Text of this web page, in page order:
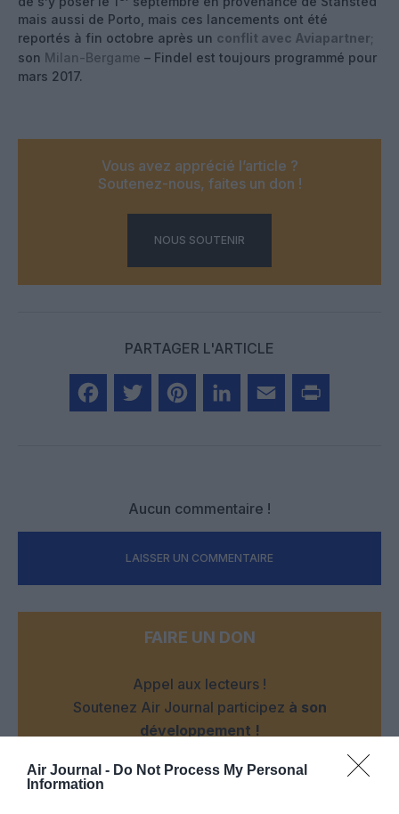
Air Journal - Do Not Process My Personal
Information
mais aussi de Porto, mais ces lancements ont été
reportés à fin octobre après un conflit avec Aviapartner;
son Milan-Bergame – Findel est toujours programmé pour
mars 2017.
Vous avez apprécié l’article ?
Soutenez-nous, faites un don !
NOUS SOUTENIR
PARTAGER L'ARTICLE
Aucun commentaire !
LAISSER UN COMMENTAIRE
FAIRE UN DON
Appel aux lecteurs !
Soutenez Air Journal participez à son
développement !